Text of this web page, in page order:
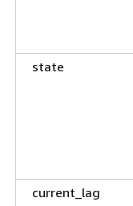
state
current_lag